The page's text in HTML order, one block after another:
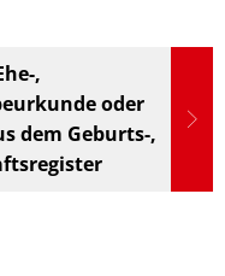
,
oder
dem Geburts-,